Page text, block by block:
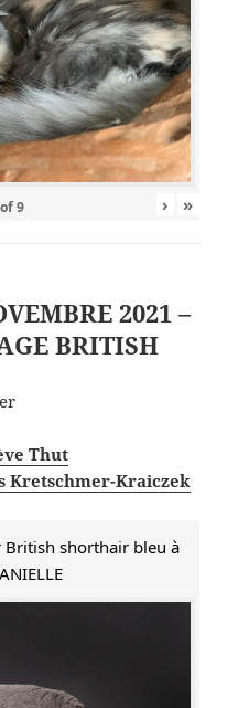
of9 › »
2021 –
BRITISH
Thut
Kretschmer-Kraiczek
shorthair bleu à